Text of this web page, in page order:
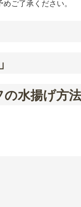
ご了承ください。
水揚げ方法